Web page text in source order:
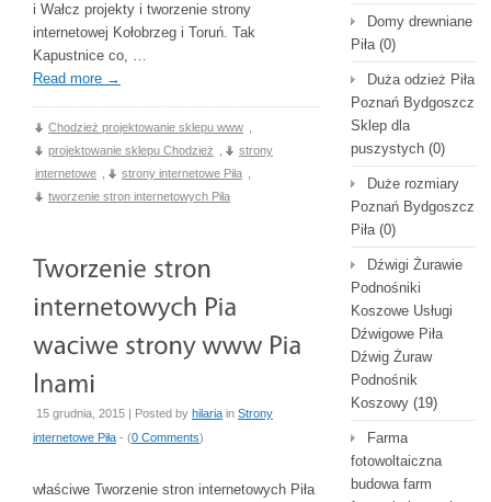
i Wałcz projekty i tworzenie strony
internetowej Kołobrzeg i Toruń. Tak
Kapustnice co, …
Read more →
Chodzież projektowanie sklepu www
projektowanie sklepu Chodzież
strony
internetowe
strony internetowe Piła
tworzenie stron internetowych Piła
15 grudnia, 2015 | Posted by hilaria in Strony
internetowe Piła - (0 Comments)
właściwe Tworzenie stron internetowych Piła
Domy drewniane
Piła(0)
Duża odzież Piła
Poznań Bydgoszcz
Sklep dla
puszystych (0)
Duże rozmiary
Poznań Bydgoszcz
Piła(0)
Dźwigi Żurawie
Podnośniki
Koszowe Usługi
Dźwigowe Piła
Dźwig Żuraw
Podnośnik
Koszowy (19)
Farma
fotowoltaiczna
budowa farm